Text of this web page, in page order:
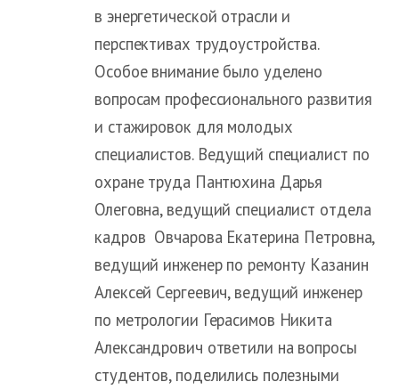
в энергетической отрасли и
перспективах трудоустройства.
Особое внимание было уделено
вопросам профессионального развития
и стажировок для молодых
специалистов. Ведущий специалист по
охране труда Пантюхина Дарья
Олеговна, ведущий специалист отдела
кадров Овчарова Екатерина Петровна,
ведущий инженер по ремонту Казанин
Алексей Сергеевич, ведущий инженер
по метрологии Герасимов Никита
Александрович ответили на вопросы
студентов, поделились полезными